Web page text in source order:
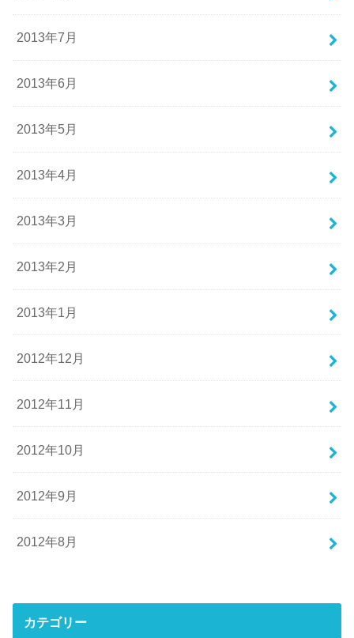
2013年7月
2013年6月
2013年5月
2013年4月
2013年3月
2013年2月
2013年1月
2012年12月
2012年11月
2012年10月
2012年9月
2012年8月
カテゴリー